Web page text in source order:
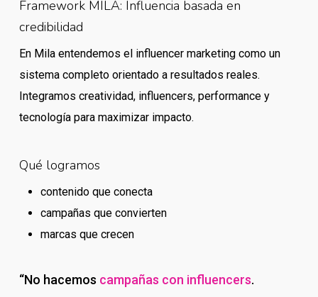
Framework MILA: Influencia basada en
credibilidad
En Mila entendemos el influencer marketing como un
sistema completo orientado a resultados reales.
Integramos creatividad, influencers, performance y
tecnología para maximizar impacto.
Qué logramos
contenido que conecta
campañas que convierten
marcas que crecen
“No hacemos campañas con influencers.